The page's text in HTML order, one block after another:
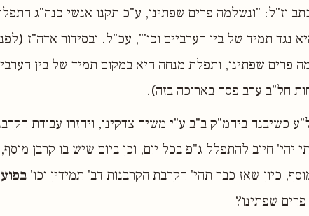
וז"ל: "ונשלמה פרים שפתינו, ע"כ תקנו אנשי כנה"ג
נגד תמיד של בין הערביים וכו'", עכ"ל. ובסידור אדה"ז
פרים שפתינו, ותפלת מנחה היא במקום תמיד של בין
חל"ב ערב פסח בארוכה בזה).
כשיבנה ביהמ"ק ב"ב ע"י משיח צדקינו, ויחזרו עבודת
חיוב להתפלל ג"פ בכל יום, וכן ביום שיש בו קרבן
כיון שאז כבר תהי' הקרבת הקרבנות דב' תמידין וכו'
שפתינו?